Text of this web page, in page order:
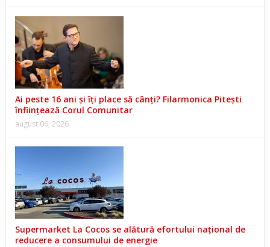
Ai peste 16 ani și îți place să cânți? Filarmonica Pitești
înființează Corul Comunitar
august 06, 2026
Supermarket La Cocos se alătură efortului național de
reducere a consumului de energie